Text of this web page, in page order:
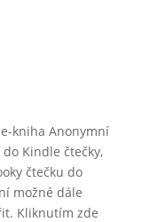
kniha Anonymní
Kindle čtečky,
čtečku do
možné dále
Kliknutím zde